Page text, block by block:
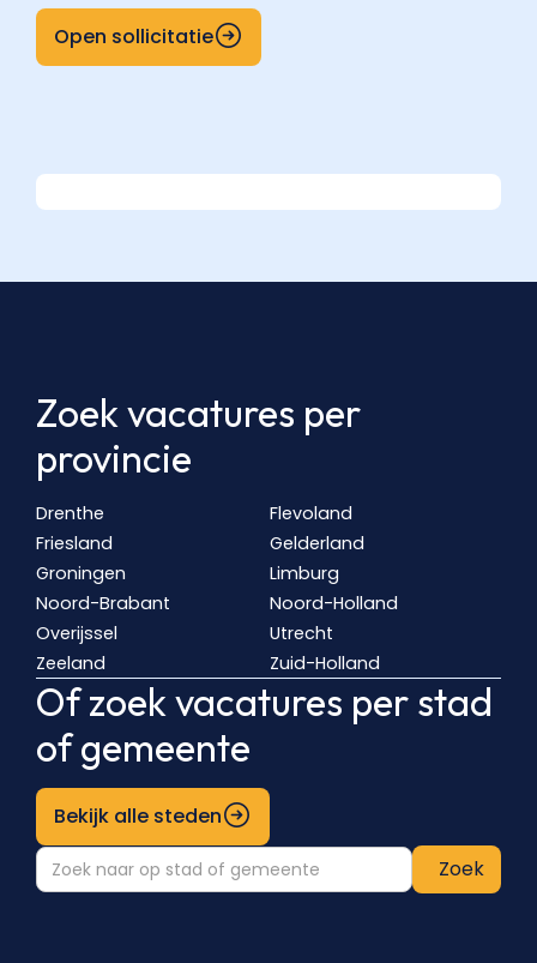
Open sollicitatie
Zoek vacatures per
provincie
Drenthe
Flevoland
Friesland
Gelderland
Groningen
Limburg
Noord-Brabant
Noord-Holland
Overijssel
Utrecht
Zeeland
Zuid-Holland
Of zoek vacatures per stad
of gemeente
Bekijk alle steden